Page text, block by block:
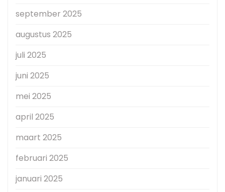
september 2025
augustus 2025
juli 2025
juni 2025
mei 2025
april 2025
maart 2025
februari 2025
januari 2025